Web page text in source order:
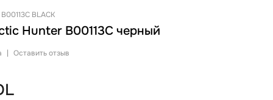
BLACK
Hunter B00113C черный
| Оставить отзыв